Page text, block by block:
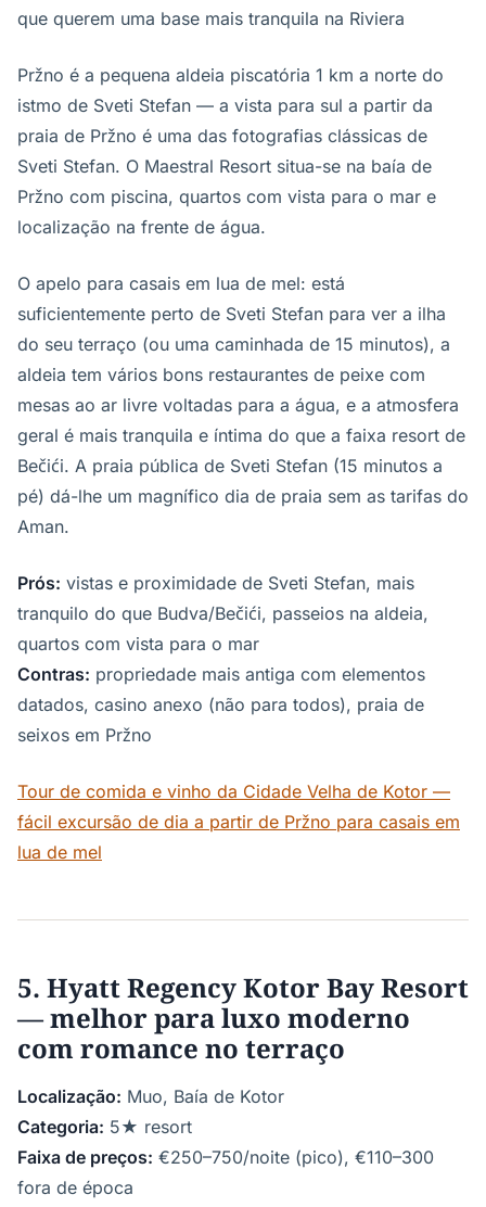
que querem uma base mais tranquila na Riviera
Pržno é a pequena aldeia piscatória 1 km a norte do
istmo de Sveti Stefan — a vista para sul a partir da
praia de Pržno é uma das fotografias clássicas de
Sveti Stefan. O Maestral Resort situa-se na baía de
Pržno com piscina, quartos com vista para o mar e
localização na frente de água.
O apelo para casais em lua de mel: está
suficientemente perto de Sveti Stefan para ver a ilha
do seu terraço (ou uma caminhada de 15 minutos), a
aldeia tem vários bons restaurantes de peixe com
mesas ao ar livre voltadas para a água, e a atmosfera
geral é mais tranquila e íntima do que a faixa resort de
Bečići. A praia pública de Sveti Stefan (15 minutos a
pé) dá-lhe um magnífico dia de praia sem as tarifas do
Aman.
Prós: vistas e proximidade de Sveti Stefan, mais
tranquilo do que Budva/Bečići, passeios na aldeia,
quartos com vista para o mar
Contras: propriedade mais antiga com elementos
datados, casino anexo (não para todos), praia de
seixos em Pržno
Tour de comida e vinho da Cidade Velha de Kotor —
fácil excursão de dia a partir de Pržno para casais em
lua de mel
5. Hyatt Regency Kotor Bay Resort
— melhor para luxo moderno
com romance no terraço
Localização: Muo, Baía de Kotor
Categoria: 5★ resort
Faixa de preços: €250–750/noite (pico), €110–300
fora de época